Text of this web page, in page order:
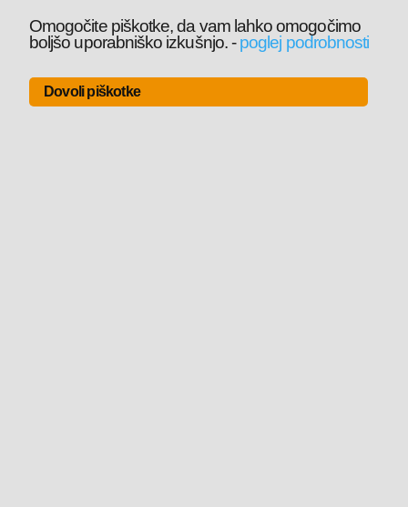
Omogočite piškotke, da vam lahko omogočimo
boljšo uporabniško izkušnjo.-poglej podrobnosti
Dovoli piškotke